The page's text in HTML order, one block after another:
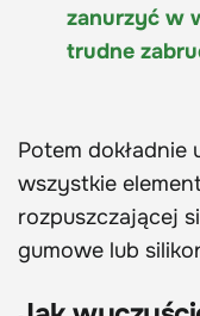
zanurzyć w
trudne
Potem
wszystkie
rozpuszczającej
gumowe lub